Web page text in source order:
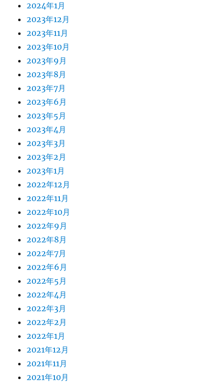
2024年1月
2023年12月
2023年11月
2023年10月
2023年9月
2023年8月
2023年7月
2023年6月
2023年5月
2023年4月
2023年3月
2023年2月
2023年1月
2022年12月
2022年11月
2022年10月
2022年9月
2022年8月
2022年7月
2022年6月
2022年5月
2022年4月
2022年3月
2022年2月
2022年1月
2021年12月
2021年11月
2021年10月